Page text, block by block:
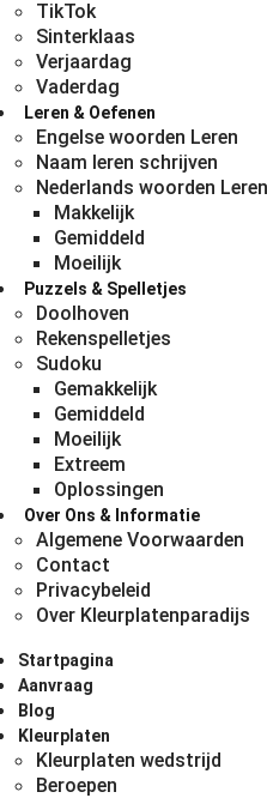
TikTok
Sinterklaas
Verjaardag
Vaderdag
Leren & Oefenen
Engelse woorden Leren
Naam leren schrijven
Nederlands woorden Leren
Makkelijk
Gemiddeld
Moeilijk
Puzzels & Spelletjes
Doolhoven
Rekenspelletjes
Sudoku
Gemakkelijk
Gemiddeld
Moeilijk
Extreem
Oplossingen
Over Ons & Informatie
Algemene Voorwaarden
Contact
Privacybeleid
Over Kleurplatenparadijs
Startpagina
Aanvraag
Blog
Kleurplaten
Kleurplaten wedstrijd
Beroepen